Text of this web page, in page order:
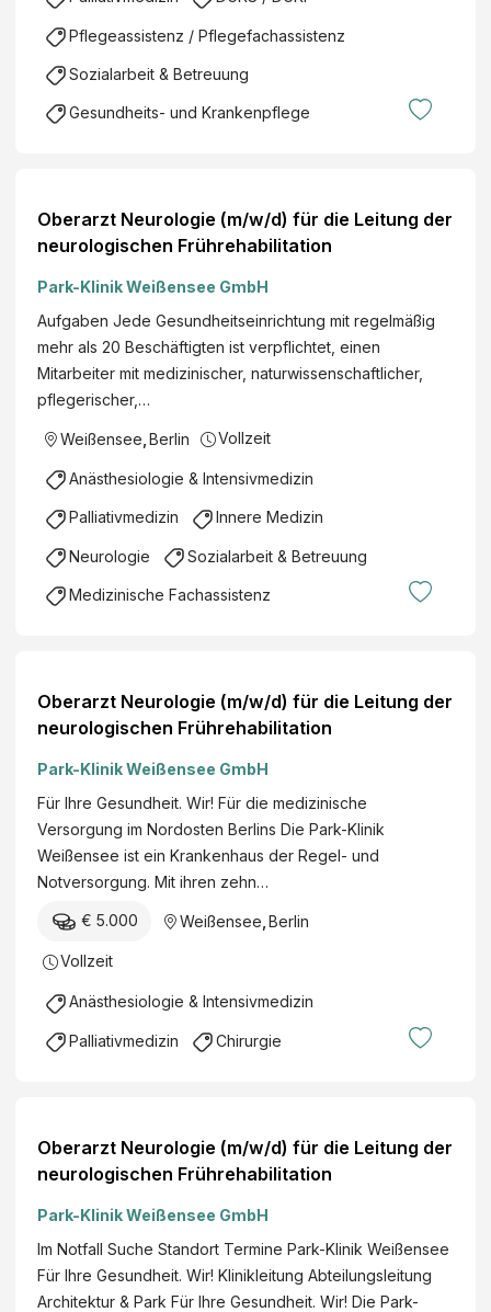
Pflegeassistenz / Pflegefachassistenz
Sozialarbeit & Betreuung
Gesundheits- und Krankenpflege
Oberarzt Neurologie (m/w/d) für die Leitung der
neurologischen Frührehabilitation
Park-Klinik Weißensee GmbH
Aufgaben Jede Gesundheitseinrichtung mit regelmäßig
mehr als 20 Beschäftigten ist verpflichtet, einen
Mitarbeiter mit medizinischer, naturwissenschaftlicher,
pflegerischer,…
Weißensee Berlin Vollzeit
Anästhesiologie & Intensivmedizin
Palliativmedizin Innere Medizin
Neurologie Sozialarbeit & Betreuung
Medizinische Fachassistenz
Oberarzt Neurologie (m/w/d) für die Leitung der
neurologischen Frührehabilitation
Park-Klinik Weißensee GmbH
Für Ihre Gesundheit. Wir! Für die medizinische
Versorgung im Nordosten Berlins Die Park-Klinik
Weißensee ist ein Krankenhaus der Regel- und
Notversorgung. Mit ihren zehn…
€ 5.000 Weißensee Berlin
Vollzeit
Anästhesiologie & Intensivmedizin
Palliativmedizin Chirurgie
Oberarzt Neurologie (m/w/d) für die Leitung der
neurologischen Frührehabilitation
Park-Klinik Weißensee GmbH
Im Notfall Suche Standort Termine Park-Klinik Weißensee
Für Ihre Gesundheit. Wir! Klinikleitung Abteilungsleitung
Architektur & Park Für Ihre Gesundheit. Wir! Die Park-